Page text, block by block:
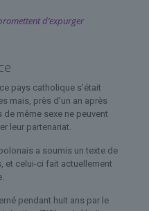
d’expurger
pays catholique s’était
mais, près d’un an après
même sexe ne peuvent
leur partenariat.
a soumis un texte de
et celui-ci fait actuellement
pendant huit ans par le